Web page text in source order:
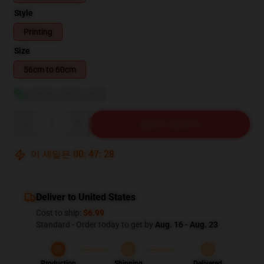
Style
Printing
Size
56cm to 60cm
이 세일은 00: 47: 27
Deliver to United States
Cost to ship: $6.99
Standard - Order today to get by Aug. 16 - Aug. 23